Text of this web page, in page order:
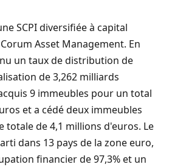
SCPI diversifiée à capital
Asset Management. En
un taux de distribution de
de 3,262 milliards
9 immeubles pour un total
et a cédé deux immeubles
totale de 4,1 millions d'euros. Le
dans 13 pays de la zone euro,
financier de 97,3% et un